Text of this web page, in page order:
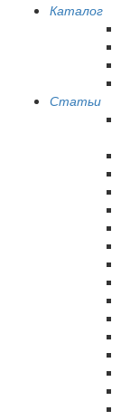
Каталог
Статьи